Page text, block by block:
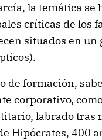
la temática se
críticas de los
situados en
de formación,
corporativo,
labrado tras
Hipócrates, 400